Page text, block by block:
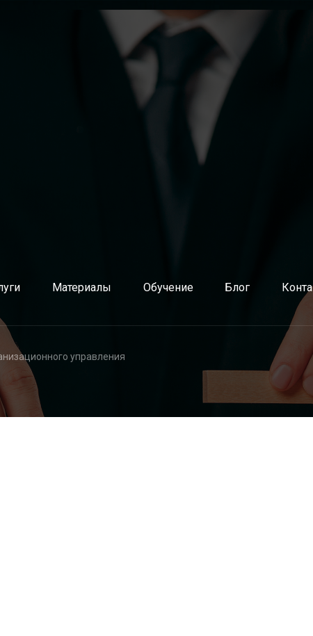
агентов изменений (методологов, коучей,
разработки ПО через продуктовые команды
команды разработки ПО
архитектуры и ИТ-инфраструктуры
тарификация ИТ-услуг
потребности в ИТ-ресурсах
Материалы Обучение Блог
управления